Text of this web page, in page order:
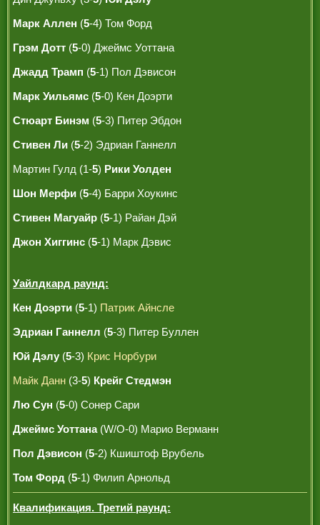
Марк Аллен (5-4) Том Форд
Грэм Дотт (5-0) Джеймс Уоттана
Джадд Трамп (5-1) Пол Дэвисон
Марк Уильямс (5-0) Кен Доэрти
Стюарт Бинэм (5-3) Питер Эбдон
Стивен Ли (5-2) Эдриан Ганнелл
Мартин Гулд (1-5) Рики Уолден
Шон Мерфи (5-4) Барри Хоукинс
Стивен Магуайр (5-1) Райан Дэй
Джон Хиггинс (5-1) Марк Дэвис
Уайлдкард раунд:
Кен Доэрти (5-1) Патрик Айнсле
Эдриан Ганнелл (5-3) Питер Буллен
Юй Дэлу (5-3) Крис Норбури
Майк Данн (3-5) Крейг Стедмэн
Лю Сун (5-0) Сонер Сари
Джеймс Уоттана(W/O-0) Марио Верманн
Пол Дэвисон (5-2) Кшиштоф Врубель
Том Форд (5-1) Филип Арнольд
Квалификация. Третий раунд: